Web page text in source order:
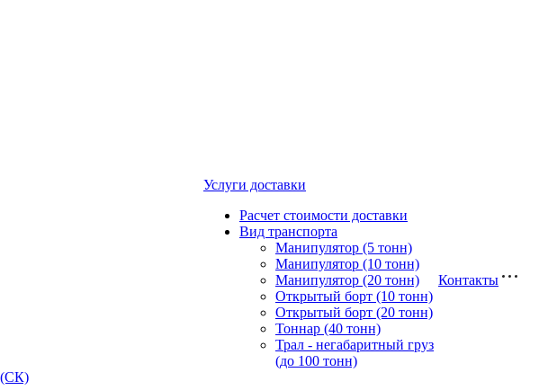
(СК)
Услуги доставки
Расчет стоимости доставки
Вид транспорта
Манипулятор (5 тонн)
Манипулятор (10 тонн)
Манипулятор (20 тонн)
Открытый борт (10 тонн)
Открытый борт (20 тонн)
Тоннар (40 тонн)
Трал - негабаритный груз
(до 100 тонн)
Контакты